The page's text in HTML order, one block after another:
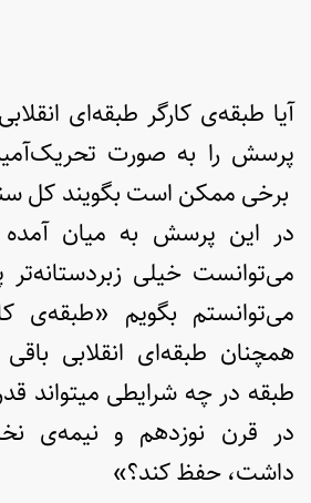
آیا طبقه‌ی کارگر طبقه‌ای
پرسش را به صورت
برخی ممکن است بگویند کل
در این پرسش به میان
می‌توانست خیلی
می‌توانستم بگویم «طبقه‌ی
همچنان طبقه‌ای انقلابی
طبقه در چه شرایطی می­تواند
در قرن نوزدهم و نیمه‌ی
داشت، حفظ کند؟»